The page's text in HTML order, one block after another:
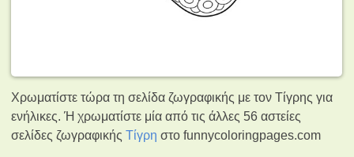
Χρωματίστε τώρα τη σελίδα ζωγραφικής με τον Τίγρης για
ενήλικες. Ή χρωματίστε μία από τις άλλες 56 αστείες
σελίδες ζωγραφικήςΤίγρη στο funnycoloringpages.com